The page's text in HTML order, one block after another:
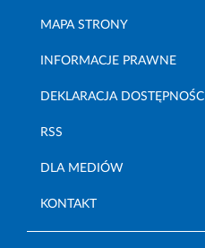
MAPA STRONY
INFORMACJE PRAWNE
DEKLARACJA DOSTĘPNOŚCI
RSS
DLA MEDIÓW
KONTAKT